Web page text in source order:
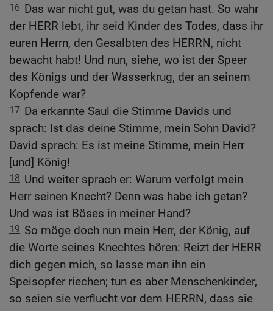
16 Das war nicht gut, was du getan hast. So wahr
der HERR lebt, ihr seid Kinder des Todes, dass ihr
euren Herrn, den Gesalbten des HERRN, nicht
bewacht habt! Und nun, siehe, wo ist der Speer
des Königs und der Wasserkrug, der an seinem
Kopfende war?
17 Da erkannte Saul die Stimme Davids und
sprach: Ist das deine Stimme, mein Sohn David?
David sprach: Es ist meine Stimme, mein Herr
[und] König!
18 Und weiter sprach er: Warum verfolgt mein
Herr seinen Knecht? Denn was habe ich getan?
Und was ist Böses in meiner Hand?
19 So möge doch nun mein Herr, der König, auf
die Worte seines Knechtes hören: Reizt der HERR
dich gegen mich, so lasse man ihn ein
Speisopfer riechen; tun es aber Menschenkinder,
so seien sie verflucht vor dem HERRN, dass sie